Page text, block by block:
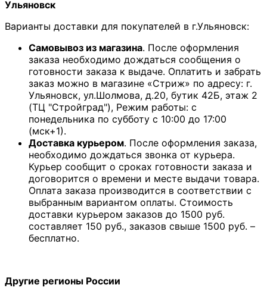
Ульяновск
Варианты доставки для покупателей в г.Ульяновск:
Самовывоз из магазина. После оформления
заказа необходимо дождаться сообщения о
готовности заказа к выдаче. Оплатить и забрать
заказ можно в магазине «Стриж» по адресу: г.
Ульяновск, ул.Шолмова, д.20, бутик 42Б, этаж 2
(ТЦ "Стройград"), Режим работы: с
понедельника по субботу с 10:00 до 17:00
(мск+1).
Доставка курьером. После оформления заказа,
необходимо дождаться звонка от курьера.
Курьер сообщит о сроках готовности заказа и
договорится о времени и месте выдачи товара.
Оплата заказа производится в соответствии с
выбранным вариантом оплаты. Стоимость
доставки курьером заказов до 1500 руб.
составляет 150 руб., заказов свыше 1500 руб. –
бесплатно.
Другие регионы России